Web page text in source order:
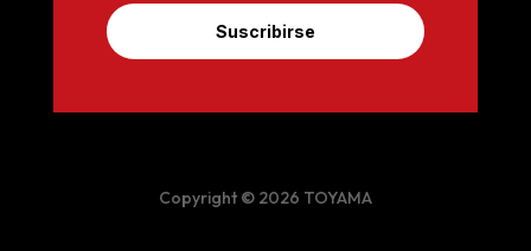
Suscribirse
Copyright © 2026 TOYAMA